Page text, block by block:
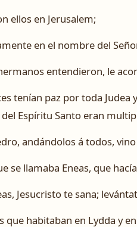
ellos en Jerusalem;
en el nombre del
entendieron, le
tenían paz por toda
Espíritu Santo eran
andándolos á todos,
se llamaba Eneas, que
Jesucristo te sana;
que habitaban en Lydda y